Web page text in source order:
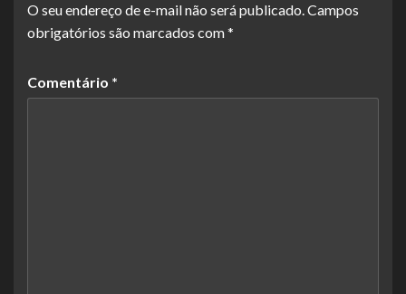
O seu endereço de e-mail não será publicado.Campos
obrigatórios são marcados com*
Comentário *